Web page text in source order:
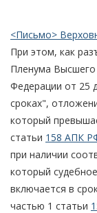
<Письмо>
При этом, как
Пленума
Федерации от 25
сроках",
который
статьи 158 АПК
при наличии
который
включается в
частью 1 статьи